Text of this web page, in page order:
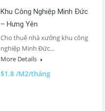
Khu Công Nghiệp Minh Đức
– Hưng Yên
Cho thuê nhà xưởng khu công
nghiệp Minh Đức…
More Details
$1.8 /M2/tháng